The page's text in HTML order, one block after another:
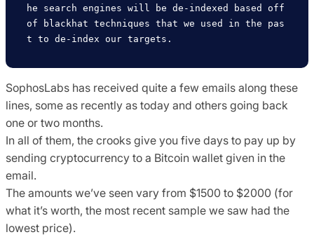
he search engines will be de-indexed based off
of blackhat techniques that we used in the pas
SophosLabs has received quite a few emails along these
lines, some as recently as today and others going back
one or two months.
In all of them, the crooks give you five days to pay up by
sending cryptocurrency to a Bitcoin wallet given in the
email.
The amounts we’ve seen vary from $1500 to $2000 (for
what it’s worth, the most recent sample we saw had the
lowest price).